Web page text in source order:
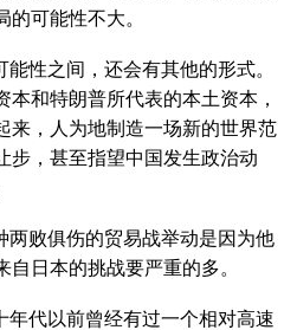
可能性不大。
性之间，还会有其他的形式。
本和特朗普所代表的本土资本，
来，人为地制造一场新的世界范
步，甚至指望中国发生政治动
两败俱伤的贸易战举动是因为他
日本的挑战要严重的多。
年代以前曾经有过一个相对高速